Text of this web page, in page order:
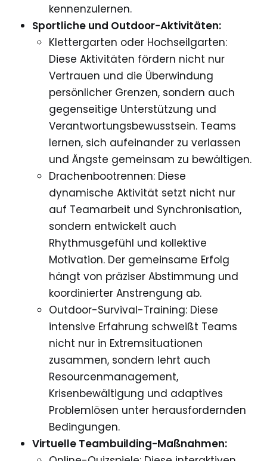
kennenzulernen.
Sportliche und Outdoor-Aktivitäten:
Klettergarten oder Hochseilgarten:
Diese Aktivitäten fördern nicht nur
Vertrauen und die Überwindung
persönlicher Grenzen, sondern auch
gegenseitige Unterstützung und
Verantwortungsbewusstsein. Teams
lernen, sich aufeinander zu verlassen
und Ängste gemeinsam zu bewältigen.
Drachenbootrennen: Diese
dynamische Aktivität setzt nicht nur
auf Teamarbeit und Synchronisation,
sondern entwickelt auch
Rhythmusgefühl und kollektive
Motivation. Der gemeinsame Erfolg
hängt von präziser Abstimmung und
koordinierter Anstrengung ab.
Outdoor-Survival-Training: Diese
intensive Erfahrung schweißt Teams
nicht nur in Extremsituationen
zusammen, sondern lehrt auch
Resourcenmanagement,
Krisenbewältigung und adaptives
Problemlösen unter herausfordernden
Bedingungen.
Virtuelle Teambuilding-Maßnahmen: